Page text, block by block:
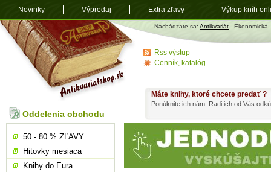
Antikvariát
shop.sk
Nachádzate sa: Antikvariát - Ekonomická
Máte knihy, ktoré chcete predať ?
Ponúknite ich nám. Radi ich od Vás
Oddelenia obchodu
50 - 80 % ZĽAVY
Hitovky mesiaca
Knihy do Eura
Rss výstup
Cenník, katalóg
Novinky Výpredaj Extra zľavy Výkup kníh